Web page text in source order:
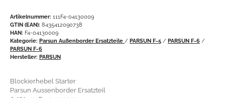
Artikelnummer: 111F4-04130009
GTIN (EAN): 8435412090738
HAN: F4-04130009
Kategorie: Parsun Außenborder Ersatzteile / PARSUN F-5 / PARSUN F-6 /
PARSUN F-6
Hersteller: PARSUN
Blockierhebel Starter
Parsun Aussenborder Ersatzteil